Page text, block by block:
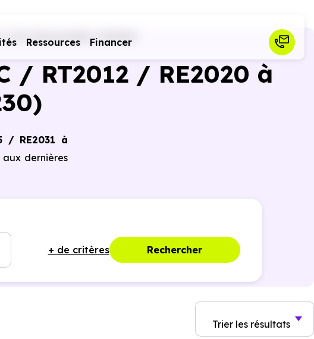
Ressources Financer
(92) Gennevilliers (92230)
/ RT2012 / RE2020 à
/ RE2031 à
dernières
+ de critères Rechercher
Trier les résultats